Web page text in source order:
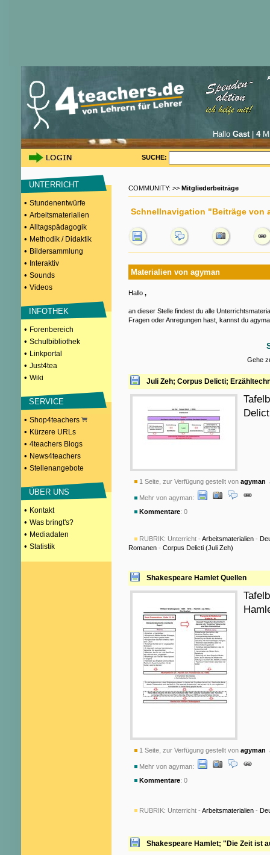
Hallo Gast| 4
SUCHE:
UNTERRICHT
• Stundenentwürfe
• Arbeitsmaterialien
• Alltagspädagogik
• Methodik / Didaktik
• Bildersammlung
• Interaktiv
• Sounds
• Videos
INFOTHEK
• Forenbereich
• Schulbibliothek
• Linkportal
• Just4tea
• Wiki
SERVICE
• Shop4teachers
• Kürzere URLs
• 4teachers Blogs
• News4teachers
• Stellenangebote
ÜBER UNS
• Kontakt
• Was bringt's?
• Mediadaten
• Statistik
COMMUNITY: >> Mitgliederbeiträge
Schnellnavigation "Beiträge von
Materialien von agyman
Hallo ,
an dieser Stelle findest du alle
Fragen oder Anregungen hast, kannst du
Gehe
Juli Zeh; Corpus Delicti;
1 Seite, zur Verfügung gestellt von agyman
Mehr von agyman:
Kommentare: 0
RUBRIK: Unterricht - Arbeitsmaterialien -
Romanen - Corpus Delicti (Juli Zeh)
Shakespeare Hamlet Quellen
1 Seite, zur Verfügung gestellt von agyman
Mehr von agyman:
Kommentare: 0
RUBRIK: Unterricht - Arbeitsmaterialien -
Shakespeare Hamlet; "Die Zeit ist